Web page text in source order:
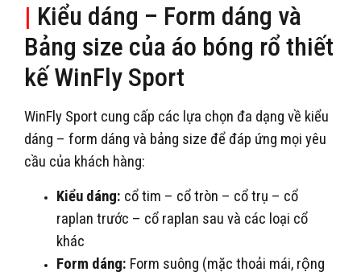
| Kiểu dáng – Form dáng và
Bảng size của áo bóng rổ thiết
kế WinFly Sport
WinFly Sport cung cấp các lựa chọn đa dạng về kiểu
dáng – form dáng và bảng size để đáp ứng mọi yêu
cầu của khách hàng:
Kiểu dáng: cổ tim – cổ tròn – cổ trụ – cổ
raplan trước – cổ raplan sau và các loại cổ
khác
Form dáng: Form suông (mặc thoải mái, rộng